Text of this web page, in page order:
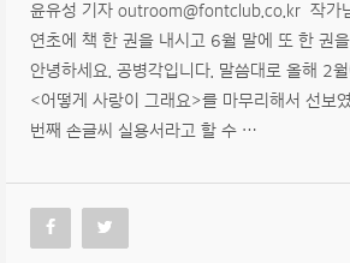
윤유성 기자 outroom@fontclub.co.kr 작가
연초에 책 한 권을 내시고 6월 말에 또 한 권을
안녕하세요. 공병각입니다. 말씀대로 올해 2
<어떻게 사랑이 그래요>를 마무리해서 선보
번째 손글씨 실용서라고 할 수 …